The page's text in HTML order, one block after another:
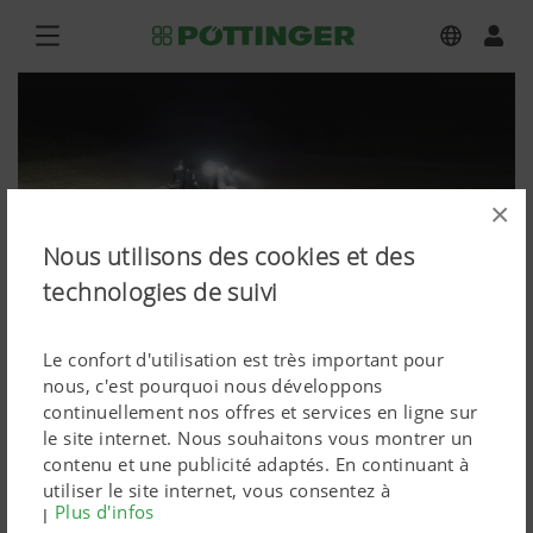
×
Nous utilisons des cookies et des
technologies de suivi
Le confort d'utilisation est très important pour
nous, c'est pourquoi nous développons
continuellement nos offres et services en ligne sur
le site internet. Nous souhaitons vous montrer un
contenu et une publicité adaptés. En continuant à
utiliser le site internet, vous consentez à
l'utilisation de cookies techniquement nécessaires.
Plus d'infos
FLEXCARE V 6200
Photos (en haute qualité)
Attention, les graphiques, vidéos et textes sont soumis